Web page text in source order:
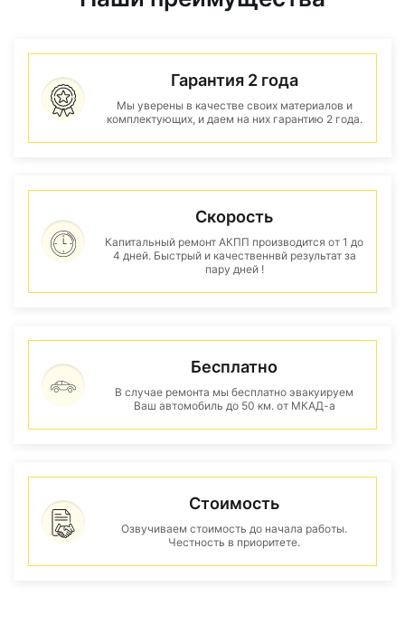
Гарантия 2 года
Мы уверены в качестве своих материалов и
комплектующих, и даем на них гарантию 2 года.
Скорость
Капитальный ремонт АКПП производится от 1 до
4 дней. Быстрый и качественнвй результат за
пару дней !
Бесплатно
В случае ремонта мы бесплатно эвакуируем
Ваш автомобиль до 50 км. от МКАД-а
Стоимость
Озвучиваем стоимость до начала работы.
Честность в приоритете.